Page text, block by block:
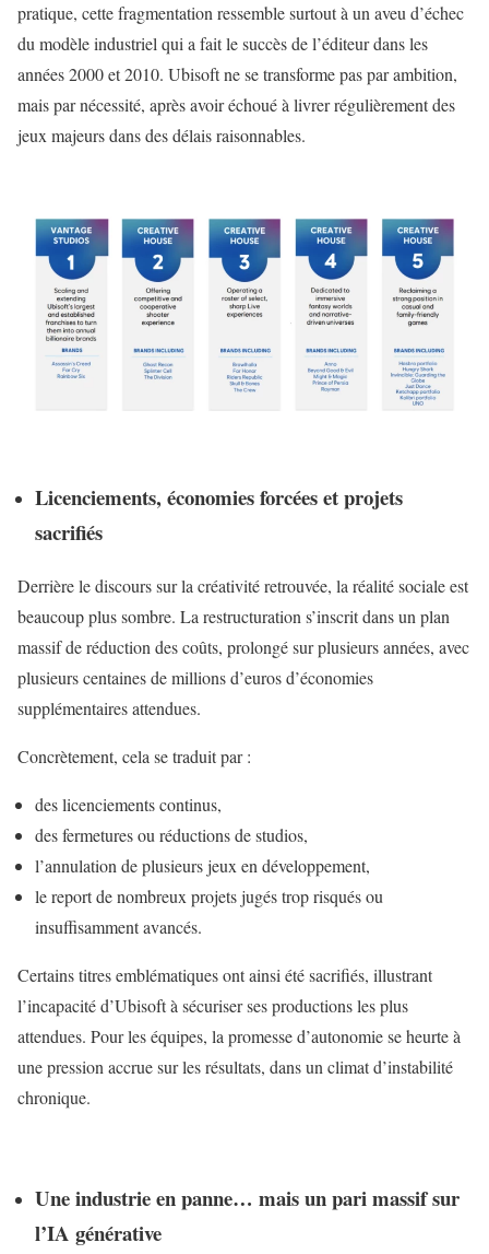
pratique, cette fragmentation ressemble surtout à un aveu d’échec
du modèle industriel qui a fait le succès de l’éditeur dans les
années 2000 et 2010. Ubisoft ne se transforme pas par ambition,
mais par nécessité, après avoir échoué à livrer régulièrement des
jeux majeurs dans des délais raisonnables.
Licenciements, économies forcées et projets
sacrifiés
Derrière le discours sur la créativité retrouvée, la réalité sociale est
beaucoup plus sombre. La restructuration s’inscrit dans un plan
massif de réduction des coûts, prolongé sur plusieurs années, avec
plusieurs centaines de millions d’euros d’économies
supplémentaires attendues.
Concrètement, cela se traduit par :
des licenciements continus,
des fermetures ou réductions de studios,
l’annulation de plusieurs jeux en développement,
le report de nombreux projets jugés trop risqués ou
insuffisamment avancés.
Certains titres emblématiques ont ainsi été sacrifiés, illustrant
l’incapacité d’Ubisoft à sécuriser ses productions les plus
attendues. Pour les équipes, la promesse d’autonomie se heurte à
une pression accrue sur les résultats, dans un climat d’instabilité
chronique.
Une industrie en panne… mais un pari massif sur
l’IA générative